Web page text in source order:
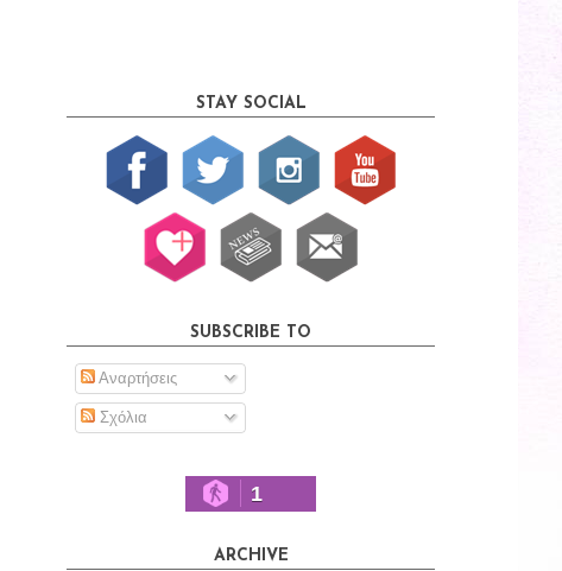
STAY SOCIAL
SUBSCRIBE TO
Αναρτήσεις
Σχόλια
1
ARCHIVE